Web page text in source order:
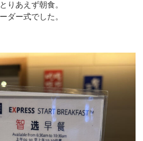
りあえず朝食。
ダー式でした。